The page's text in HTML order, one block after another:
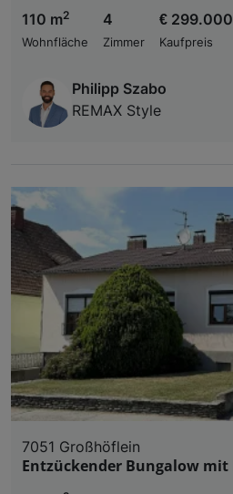
110 m2
Wohnfläche
4
Zimmer
€
Kaufpreis
Philipp Szabo
REMAX Style
7051 Großhöflein
Entzückender Bungalow mit